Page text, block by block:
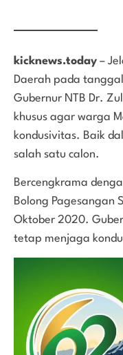
kicknews.today –
Daerah pada
Gubernur NTB Dr.
khusus agar warga
kondusivitas. Baik
salah satu calon.
Bercengkrama
Bolong Pagesangan
Oktober 2020.
tetap menjaga